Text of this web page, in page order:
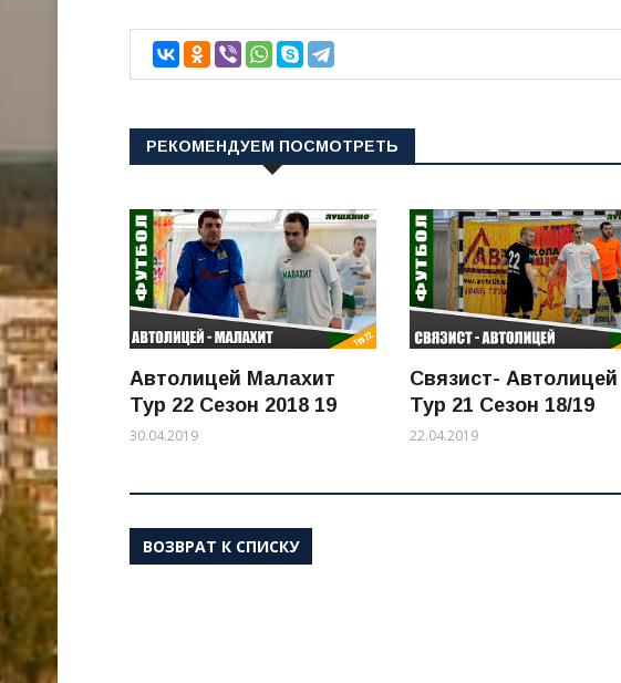
РЕКОМЕНДУЕМ ПОСМОТРЕТЬ
Автолицей Малахит
Тур 22 Сезон 2018 19
30.04.2019
Связист- Автолицей
Тур 21 Сезон 18/19
22.04.2019
ВОЗВРАТ К СПИСКУ